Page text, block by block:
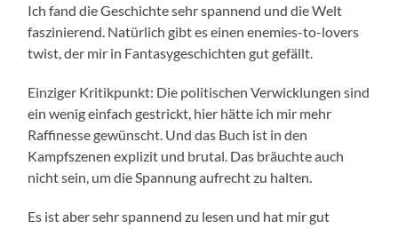
Ich fand die Geschichte sehr spannend und die Welt
faszinierend. Natürlich gibt es einen enemies-to-lovers
twist, der mir in Fantasygeschichten gut gefällt.
Einziger Kritikpunkt: Die politischen Verwicklungen sind
ein wenig einfach gestrickt, hier hätte ich mir mehr
Raffinesse gewünscht. Und das Buch ist in den
Kampfszenen explizit und brutal. Das bräuchte auch
nicht sein, um die Spannung aufrecht zu halten.
Es ist aber sehr spannend zu lesen und hat mir gut